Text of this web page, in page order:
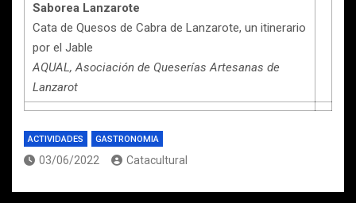
Saborea Lanzarote
Cata de Quesos de Cabra de Lanzarote, un itinerario
por el Jable
AQUAL, Asociación de Queserías Artesanas de
Lanzarot
ACTIVIDADES GASTRONOMIA
03/06/2022 Catacultural